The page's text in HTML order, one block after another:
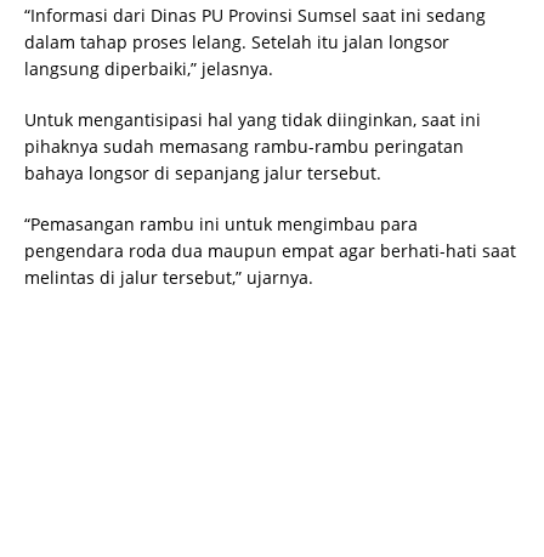
“Informasi dari Dinas PU Provinsi Sumsel saat ini sedang
dalam tahap proses lelang. Setelah itu jalan longsor
langsung diperbaiki,” jelasnya.
Untuk mengantisipasi hal yang tidak diinginkan, saat ini
pihaknya sudah memasang rambu-rambu peringatan
bahaya longsor di sepanjang jalur tersebut.
“Pemasangan rambu ini untuk mengimbau para
pengendara roda dua maupun empat agar berhati-hati saat
melintas di jalur tersebut,” ujarnya.